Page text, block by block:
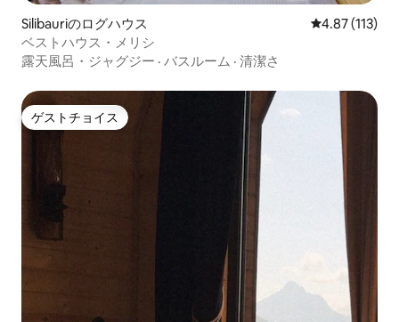
Silibauriのログハウス レビュー113
4.87 (113)
ベストハウス・メリシ
露天風呂・ジャグジー · バスルーム · 清潔さ
ゲストチョイス
ゲストチョイス